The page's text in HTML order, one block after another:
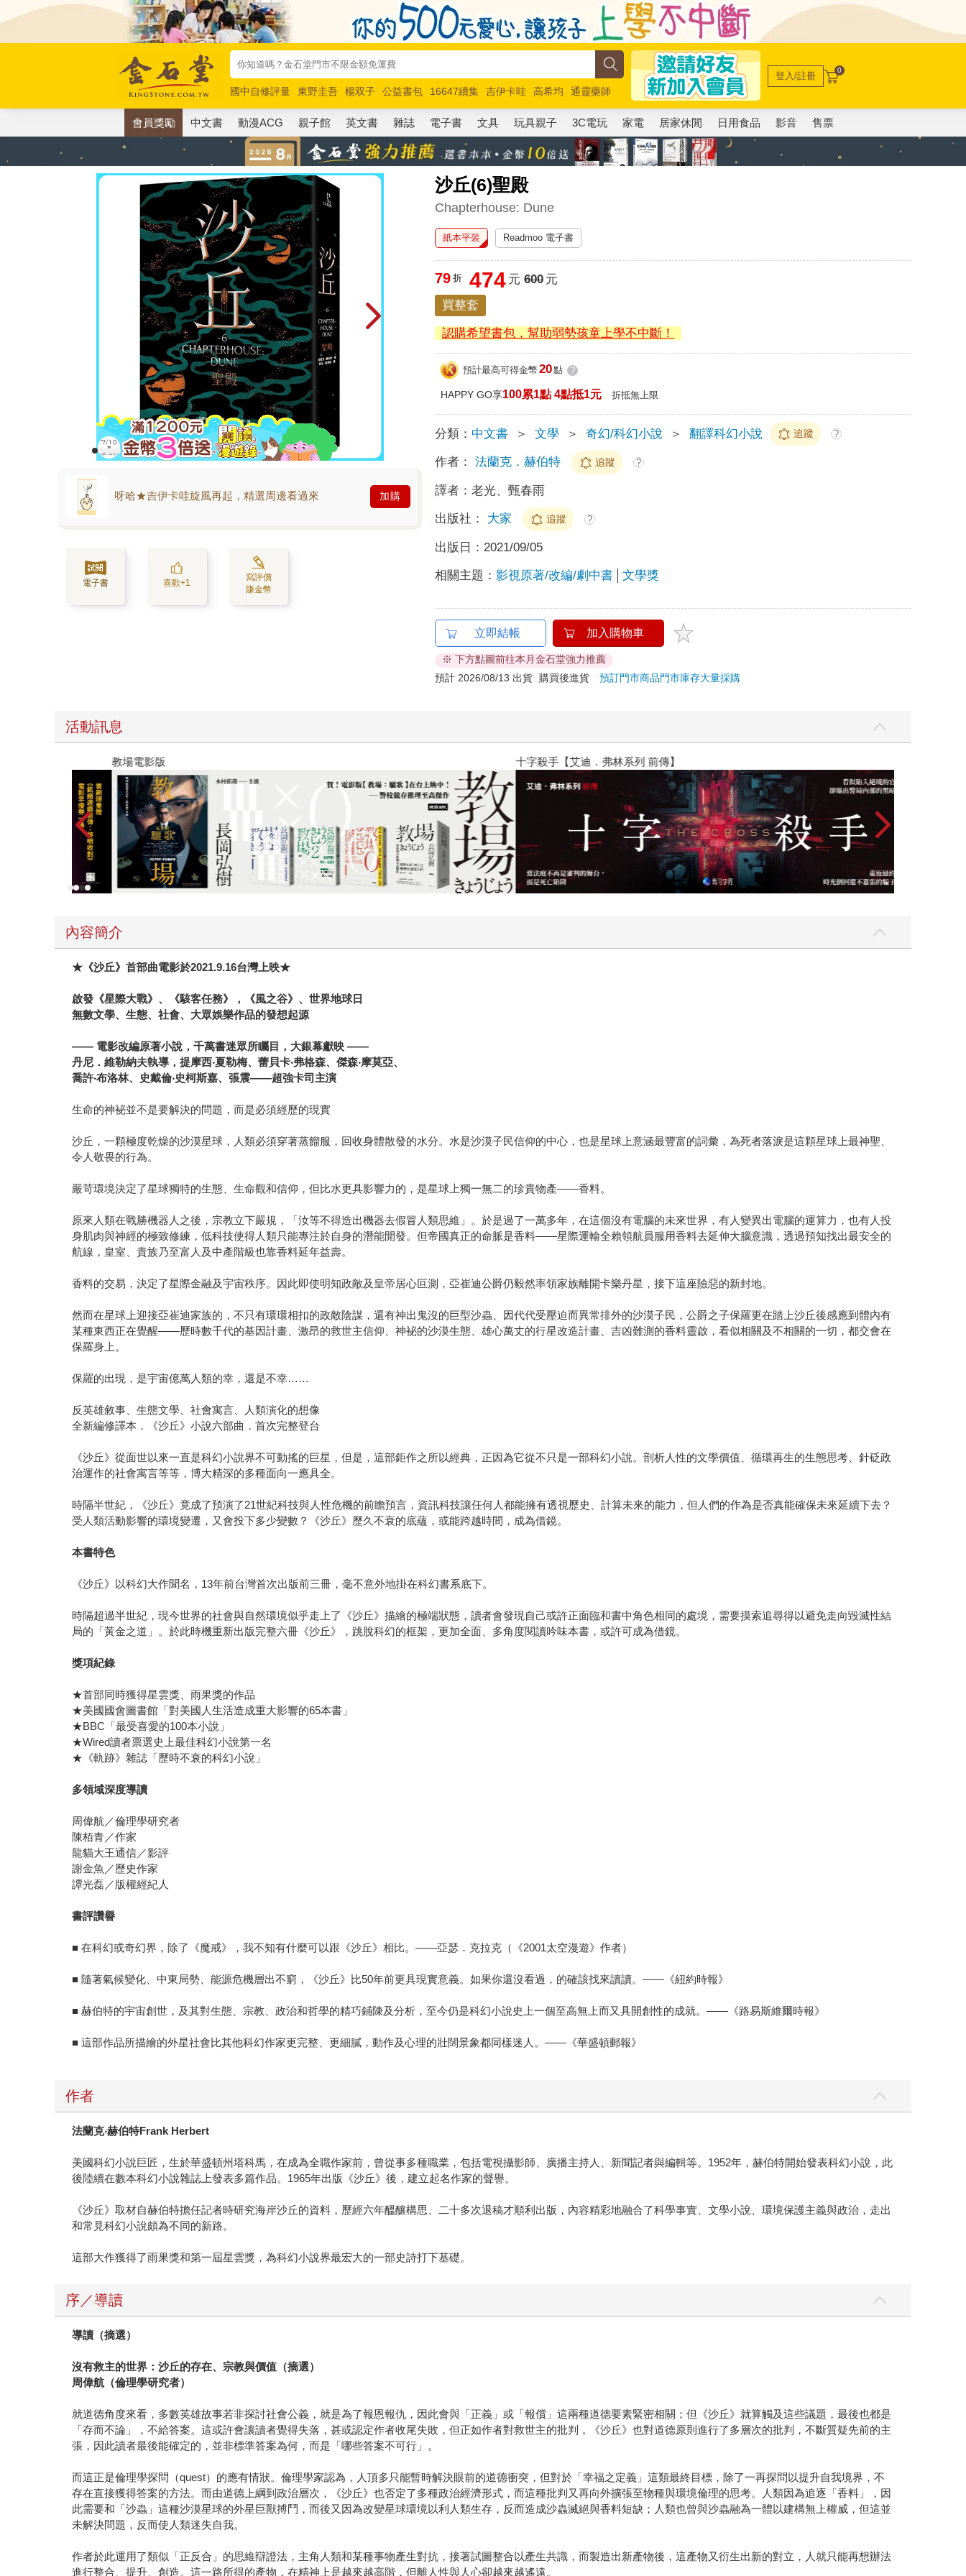
國中自修評量 東野圭吾 楊双子 公益書包 16647續集 吉伊卡哇 高希均
通靈藥師
唯紅花綻放
奧德賽 路邊攤新作 馬斯克 玩具總動員5 超慢跑
登入/註冊 0
會員獎勵 中文書 動漫ACG 親子館 英文書 雜誌 電子書 文具 玩具親子 3C電玩 家電 居家休閒 日用食品 影音 售票
沙丘(6)聖殿
Chapterhouse: Dune
呀哈★吉伊卡哇旋風再起，精選周邊看過來 加購
電子書 喜歡+1
寫評價
賺金幣
紙本平裝 Readmoo 電子書
79 折 474 元 600元
買整套
認購希望書包，幫助弱勢孩童上學不中斷！
預計最高可得金幣 20點 ?
HAPPY GO享100累1點 4點抵1元 折抵無上限
分類： 中文書 ＞ 文學 ＞ 奇幻/科幻小說 ＞ 翻譯科幻小說 追蹤 ?
作者： 法蘭克．赫伯特 追蹤 ?
譯者：老光、甄春雨
出版社： 大家 追蹤 ?
出版日： 2021/09/05
相關主題：影視原著/改編/劇中書 文學獎
立即結帳 加入購物車
※ 下方點圖前往本月金石堂強力推薦
預計 2026/08/13 出貨
購買後進貨預訂門市商品門市庫存大量採購
活動訊息
教場電影版 十字殺手【艾迪．弗林系列 前傳】
內容簡介
★ 《沙丘》首部曲電影於2021.9.16台灣上映★
啟發《星際大戰》、《駭客任務》，《風之谷》、世界地球日
無數文學、生態、社會、大眾娛樂作品的發想起源
—— 電影改編原著小說，千萬書迷眾所矚目，大銀幕獻映 ——
丹尼．維勒納夫執導，提摩西‧夏勒梅、蕾貝卡‧弗格森、傑森‧摩莫亞、
喬許‧布洛林、史戴倫‧史柯斯嘉、張震——超強卡司主演
生命的神袐並不是要解決的問題，而是必須經歷的現實
沙丘，一顆極度乾燥的沙漠星球，人類必須穿著蒸餾服，回收身體散發的水分。水是沙漠子民信仰的中心，也是星球上意涵最豐富的詞彙，為死者落淚是這顆星球上最神聖、
令人敬畏的行為。
嚴苛環境決定了星球獨特的生態、生命觀和信仰，但比水更具影響力的，是星球上獨一無二的珍貴物產——香料。
原來人類在戰勝機器人之後，宗教立下嚴規，「汝等不得造出機器去假冒人類思維」。於是過了一萬多年，在這個沒有電腦的未來世界，有人變異出電腦的運算力，也有人投
身肌肉與神經的極致修練，低科技使得人類只能專注於自身的潛能開發。但帝國真正的命脈是香料——星際運輸全賴領航員服用香料去延伸大腦意識，透過預知找出最安全的
航線，皇室、貴族乃至富人及中產階級也靠香料延年益壽。
香料的交易，決定了星際金融及宇宙秩序。因此即使明知政敵及皇帝居心叵測，亞崔迪公爵仍毅然率領家族離開卡樂丹星，接下這座險惡的新封地。
然而在星球上迎接亞崔迪家族的，不只有環環相扣的政敵陰謀，還有神出鬼沒的巨型沙蟲、因代代受壓迫而異常排外的沙漠子民，公爵之子保羅更在踏上沙丘後感應到體內有
某種東西正在覺醒——歷時數千代的基因計畫、激昂的救世主信仰、神袐的沙漠生態、雄心萬丈的行星改造計畫、吉凶難測的香料靈啟，看似相關及不相關的一切，都交會在
保羅身上。
保羅的出現，是宇宙億萬人類的幸，還是不幸……
反英雄敘事、生態文學、社會寓言、人類演化的想像
全新編修譯本．《沙丘》小說六部曲．首次完整登台
《沙丘》從面世以來一直是科幻小說界不可動搖的巨星，但是，這部鉅作之所以經典，正因為它從不只是一部科幻小說。剖析人性的文學價值、循環再生的生態思考、針砭政
治運作的社會寓言等等，博大精深的多種面向一應具全。
時隔半世紀，《沙丘》竟成了預演了21世紀科技與人性危機的前瞻預言，資訊科技讓任何人都能擁有透視歷史、計算未來的能力，但人們的作為是否真能確保未來延續下去？
受人類活動影響的環境變遷，又會投下多少變數？《沙丘》歷久不衰的底蘊，或能跨越時間，成為借鏡。
本書特色
《沙丘》以科幻大作聞名，13年前台灣首次出版前三冊，毫不意外地掛在科幻書系底下。
時隔超過半世紀，現今世界的社會與自然環境似乎走上了《沙丘》描繪的極端狀態，讀者會發現自己或許正面臨和書中角色相同的處境，需要摸索追尋得以避免走向毀滅性結
局的「黃金之道」。於此時機重新出版完整六冊《沙丘》，跳脫科幻的框架，更加全面、多角度閱讀吟味本書，或許可成為借鏡。
獎項紀錄
★首部同時獲得星雲獎、雨果獎的作品
★美國國會圖書館「對美國人生活造成重大影響的65本書」
★BBC「最受喜愛的100本小說」
★Wired讀者票選史上最佳科幻小說第一名
★《軌跡》雜誌「歷時不衰的科幻小說」
多領域深度導讀
周偉航／倫理學研究者
陳栢青／作家
龍貓大王通信／影評
謝金魚／歷史作家
譚光磊／版權經紀人
書評讚譽
■ 在科幻或奇幻界，除了《魔戒》，我不知有什麼可以跟《沙丘》相比。——亞瑟．克拉克（《2001太空漫遊》作者）
■ 隨著氣候變化、中東局勢、能源危機層出不窮，《沙丘》比50年前更具現實意義。如果你還沒看過，的確該找來讀讀。——《紐約時報》
■ 赫伯特的宇宙創世，及其對生態、宗教、政治和哲學的精巧鋪陳及分析，至今仍是科幻小說史上一個至高無上而又具開創性的成就。——《路易斯維爾時報》
■ 這部作品所描繪的外星社會比其他科幻作家更完整、更細膩，動作及心理的壯闊景象都同樣迷人。——《華盛頓郵報》
作者
法蘭克‧赫伯特Frank Herbert
美國科幻小說巨匠，生於華盛頓州塔科馬，在成為全職作家前，曾從事多種職業，包括電視攝影師、廣播主持人、新聞記者與編輯等。1952年，赫伯特開始發表科幻小說，此
後陸續在數本科幻小說雜誌上發表多篇作品。1965年出版《沙丘》後，建立起名作家的聲譽。
《沙丘》取材自赫伯特擔任記者時研究海岸沙丘的資料，歷經六年醞釀構思、二十多次退稿才順利出版，內容精彩地融合了科學事實、文學小說、環境保護主義與政治，走出
和常見科幻小說頗為不同的新路。
這部大作獲得了雨果獎和第一屆星雲獎，為科幻小說界最宏大的一部史詩打下基礎。
序／導讀
導讀（摘選）
沒有救主的世界：沙丘的存在、宗教與價值（摘選）
周偉航（倫理學研究者）
就道德角度來看，多數英雄故事若非探討社會公義，就是為了報恩報仇，因此會與「正義」或「報償」這兩種道德要素緊密相關；但《沙丘》就算觸及這些議題，最後也都是
「存而不論」，不給答案。這或許會讓讀者覺得失落，甚或認定作者收尾失敗，但正如作者對救世主的批判，《沙丘》也對道德原則進行了多層次的批判，不斷質疑先前的主
張，因此讀者最後能確定的，並非標準答案為何，而是「哪些答案不可行」。
而這正是倫理學探問（quest）的應有情狀。倫理學家認為，人頂多只能暫時解決眼前的道德衝突，但對於「幸福之定義」這類最終目標，除了一再探問以提升自我境界，不
存在直接獲得答案的方法。而由道德上綱到政治層次，《沙丘》也否定了多種政治經濟形式，而這種批判又再向外擴張至物種與環境倫理的思考。人類因為追逐「香料」，因
此需要和「沙蟲」這種沙漠星球的外星巨獸搏鬥，而後又因為改變星球環境以利人類生存，反而造成沙蟲滅絕與香料短缺；人類也曾與沙蟲融為一體以建構無上權威，但這並
未解決問題，反而使人類迷失自我。
作者於此運用了類似「正反合」的思維辯證法，主角人類和某種事物產生對抗，接著試圖整合以產生共識，而製造出新產物後，這產物又衍生出新的對立，人就只能再想辦法
進行整合、提升、創造。這一路所得的產物，在精神上是越來越高階，但離人性與人心卻越來越遙遠。